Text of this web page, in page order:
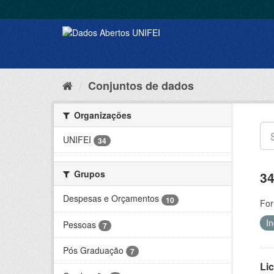
Conjuntos de dados
Organizações
UNIFEI
34
Grupos
Despesas e Orçamentos
10
Pessoas 7
Pós Graduação 7